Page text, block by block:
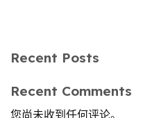
Recent Posts
Recent Comments
您尚未收到任何评论。